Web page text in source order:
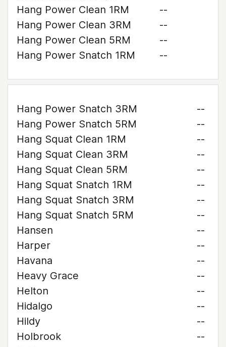
Hang Power Clean 1RM
--
Hang Power Clean 3RM
--
Hang Power Clean 5RM
--
Hang Power Snatch 1RM
--
Hang Power Snatch 3RM
--
Hang Power Snatch 5RM
--
Hang Squat Clean 1RM
--
Hang Squat Clean 3RM
--
Hang Squat Clean 5RM
--
Hang Squat Snatch 1RM
--
Hang Squat Snatch 3RM
--
Hang Squat Snatch 5RM
--
Hansen
--
Harper
--
Havana
--
Heavy Grace
--
Helton
--
Hidalgo
--
Hildy
--
Holbrook
--